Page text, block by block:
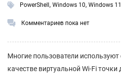
PowerShell , Windows 10, Windows 11
Комментариев пока нет
Многие пользователи используют
качестве виртуальной Wi-Fi